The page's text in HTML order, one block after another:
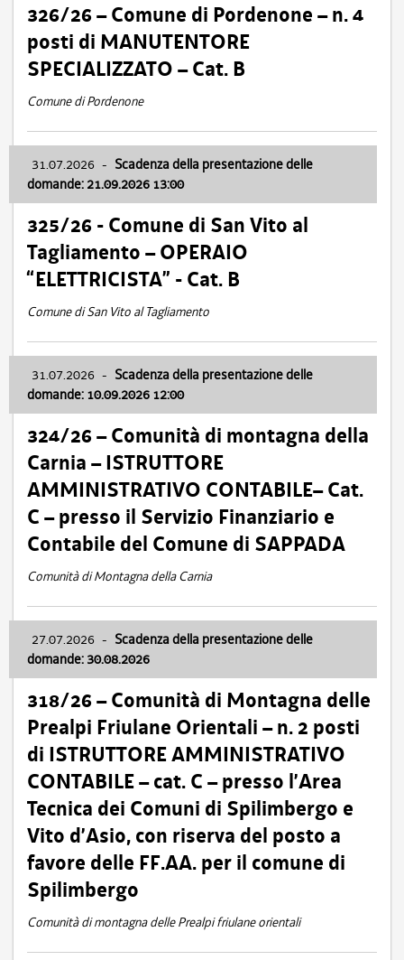
326/26 – Comune di Pordenone – n. 4
posti di MANUTENTORE
SPECIALIZZATO – Cat. B
Comune di Pordenone
31.07.2026 - Scadenza della presentazione delle
domande: 21.09.2026 13:00
325/26 - Comune di San Vito al
Tagliamento – OPERAIO
“ELETTRICISTA” - Cat. B
Comune di San Vito al Tagliamento
31.07.2026 - Scadenza della presentazione delle
domande: 10.09.2026 12:00
324/26 – Comunità di montagna della
Carnia – ISTRUTTORE
AMMINISTRATIVO CONTABILE– Cat.
C – presso il Servizio Finanziario e
Contabile del Comune di SAPPADA
Comunità di Montagna della Carnia
27.07.2026 - Scadenza della presentazione delle
domande: 30.08.2026
318/26 – Comunità di Montagna delle
Prealpi Friulane Orientali – n. 2 posti
di ISTRUTTORE AMMINISTRATIVO
CONTABILE – cat. C – presso l’Area
Tecnica dei Comuni di Spilimbergo e
Vito d’Asio, con riserva del posto a
favore delle FF.AA. per il comune di
Spilimbergo
Comunità di montagna delle Prealpi friulane orientali